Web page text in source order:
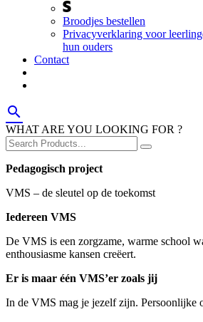
Broodjes bestellen
Privacyverklaring voor
hun ouders
Contact
search
WHAT ARE YOU LOOKING FOR ?
Pedagogisch project
VMS – de sleutel op de toekomst
Iedereen VMS
De VMS is een zorgzame, warme school
enthousiasme kansen creëert.
Er is maar één VMS’er zoals jij
In de VMS mag je jezelf zijn. Persoonlijke